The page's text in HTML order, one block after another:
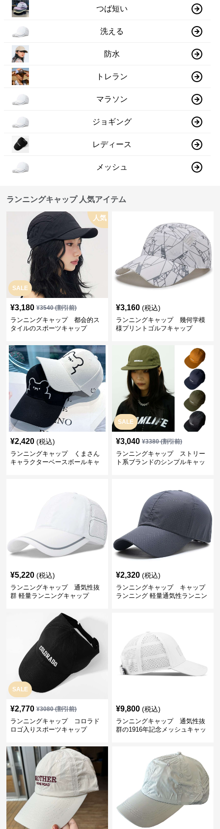
つば短い
洗える
防水
トレラン
マラソン
ジョギング
レディース
メッシュ
ランニングキャップ 人気アイテム
SALE
人気
¥3,180 ¥3540(割引前)
ランニングキャップ 都会的ス
タイルのスポーツキャップ
¥3,160 (税込)
ランニングキャップ 幾何学模
様プリントゴルフキャップ
¥2,420 (税込)
ランニングキャップ くまさん
キャラクターベースボールキャ
SALE
¥3,040 ¥3380(割引前)
ランニングキャップ ストリー
ト系ブランドのシンプルキャッ
¥5,220 (税込)
ランニングキャップ 通気性抜
群 軽量ランニングキャップ
¥2,320 (税込)
ランニングキャップ キャップ
ランニング 軽量通気性ランニン
SALE
¥2,770 ¥3080(割引前)
ランニングキャップ コロラド
ロゴ入りスポーツキャップ
¥9,800 (税込)
ランニングキャップ 通気性抜
群の1916年記念メッシュキャッ